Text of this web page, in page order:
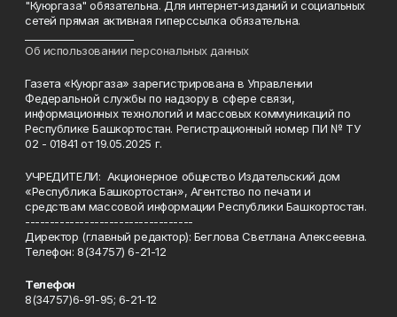
"Куюргаза" обязательна. Для интернет-изданий и социальных
сетей прямая активная гиперссылка обязательна.
Об использовании персональных данных
Газета «Куюргаза» зарегистрирована в Управлении
Федеральной службы по надзору в сфере связи,
информационных технологий и массовых коммуникаций по
Республике Башкортостан. Регистрационный номер ПИ № ТУ
02 - 01841 от 19.05.2025 г.
УЧРЕДИТЕЛИ: Акционерное общество Издательский дом
«Республика Башкортостан», Агентство по печати и
средствам массовой информации Республики Башкортостан.
----------------------------------
Директор (главный редактор): Беглова Светлана Алексеевна.
Телефон: 8(34757) 6-21-12
Телефон
8(34757)6-91-95; 6-21-12